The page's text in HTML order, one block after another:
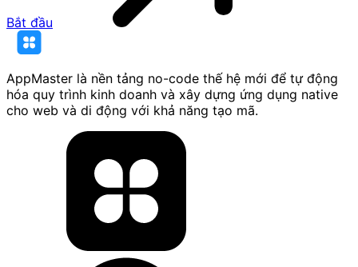
Bắt đầu
AppMaster là nền tảng no-code thế hệ mới để tự động
hóa quy trình kinh doanh và xây dựng ứng dụng native
cho web và di động với khả năng tạo mã.